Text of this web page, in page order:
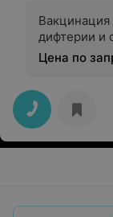
Вакцинация
дифтерии и
Цена по